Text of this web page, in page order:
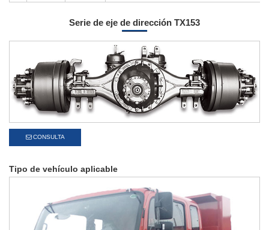
Serie de eje de dirección TX153
CONSULTA
Tipo de vehículo aplicable